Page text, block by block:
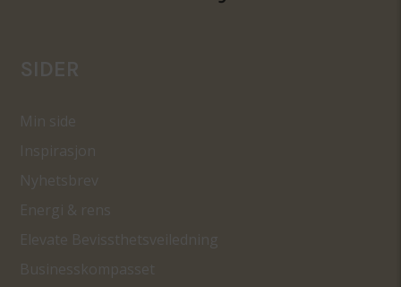
SIDER
Min side
Inspirasjon
Nyhetsbrev
Energi & rens
Elevate Bevissthetsveiledning
Businesskompasset